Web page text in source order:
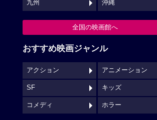
九州 沖縄
全国の映画館へ
おすすめ映画ジャンル
アクション アニメーション
SF キッズ
コメディ ホラー